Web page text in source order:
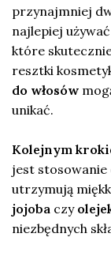
przynajmniej
najlepiej używać
które
resztki
do włosów
unikać.
Kolejnym
jest stosowanie
utrzymują
jojoba czy
niezbędnych